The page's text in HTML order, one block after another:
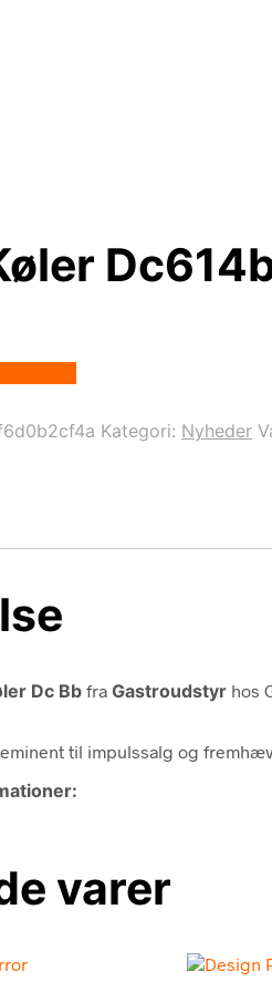
Kategori: Nyheder
Dc Bb fra Gastroudstyr hos
til impulssalg og
varer